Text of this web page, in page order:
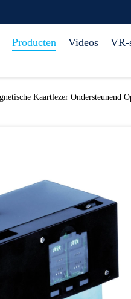
Producten Videos VR-
Kaartlezer Ondersteunend